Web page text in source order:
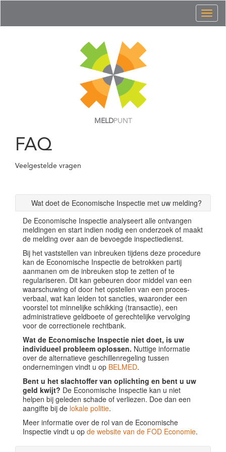
MELDPUNT
FAQ
Veelgestelde vragen
Wat doet de Economische Inspectie met uw melding?
De Economische Inspectie analyseert alle ontvangen
meldingen en start indien nodig een onderzoek of maakt
de melding over aan de bevoegde inspectiedienst.
Bij het vaststellen van inbreuken tijdens deze procedure
kan de Economische Inspectie de betrokken partij
aanmanen om de inbreuken stop te zetten of te
regulariseren. Dit kan gebeuren door middel van een
waarschuwing of door het opstellen van een proces-
verbaal, wat kan leiden tot sancties, waaronder een
voorstel tot minnelijke schikking (transactie), een
administratieve geldboete of gerechtelijke vervolging
voor de correctionele rechtbank.
Wat de Economische Inspectie niet doet, is uw
individueel probleem oplossen. Nuttige informatie
over de alternatieve geschillenregeling tussen
ondernemingen vindt u op BELMED.
Bent u het slachtoffer van oplichting en bent u uw
geld kwijt? De Economische Inspectie kan u niet
helpen bij geleden schade of verliezen. Doe dan een
aangifte bij de lokale politie.
Meer informatie over de rol van de Economische
Inspectie vindt u op de website van de FOD Economie.